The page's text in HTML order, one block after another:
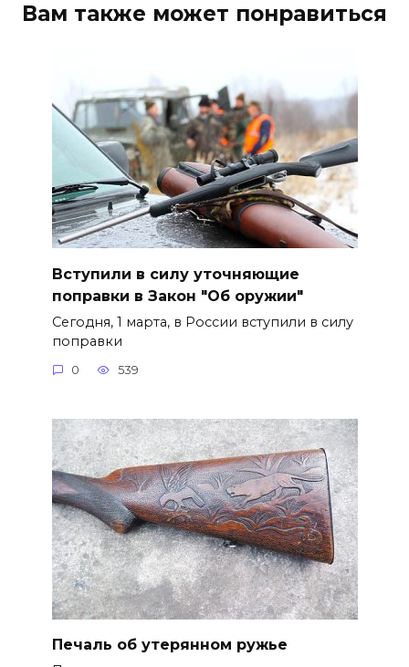
Вам также может понравиться
Вступили в силу уточняющие
поправки в Закон "Об оружии"
Сегодня, 1 марта, в России вступили в силу
поправки
0 539
Печаль об утерянном ружье